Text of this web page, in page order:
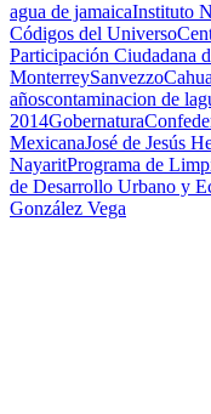
agua de jamaicaInstituto
Códigos del Universo
Participación Ciudadana
MonterreySanvezzo
añoscontaminacion de
2014Gobernatura
MexicanaJosé de Jesús
NayaritPrograma de
de Desarrollo Urbano y
González Vega